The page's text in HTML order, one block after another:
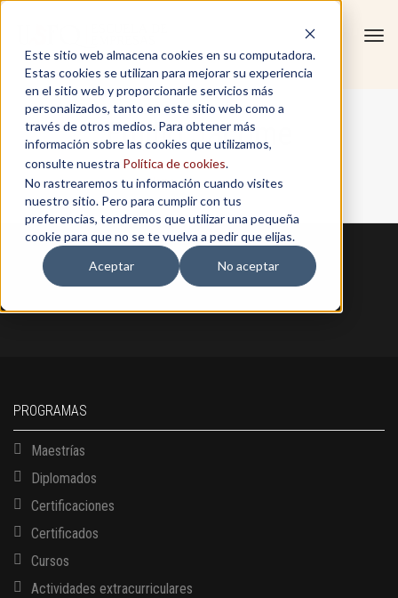
Este sitio web almacena cookies en su computadora.
Estas cookies se utilizan para mejorar su experiencia
en el sitio web y proporcionarle servicios más
personalizados, tanto en este sitio web como a
través de otros medios. Para obtener más
información sobre las cookies que utilizamos,
consulte nuestra Política de cookies.
No rastrearemos tu información cuando visites
nuestro sitio. Pero para cumplir con tus
preferencias, tendremos que utilizar una pequeña
cookie para que no se te vuelva a pedir que elijas.
Aceptar
No aceptar
Emilio Jacome
Home / Emilio Jacome
PROGRAMAS
Maestrías
Diplomados
Certificaciones
Certificados
Cursos
Actividades extracurriculares